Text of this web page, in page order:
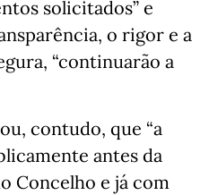
solicitados” e
o rigor e a
“continuarão a
contudo, que “a
antes da
Concelho e já com